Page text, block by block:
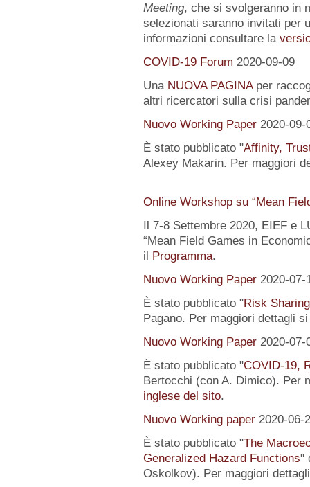
Meeting, che si svolgeranno in
selezionati saranno invitati per
informazioni consultare la
COVID-19 Forum 2020-09-09
Una NUOVA PAGINAper
altri ricercatori sulla crisi
Nuovo Working Paper 2020-09-
È stato pubblicato "Affinity,
Alexey Makarin. Per maggiori
Online Workshop su “Mean
Il 7-8 Settembre 2020, EIEF e
“Mean Field Games in
il Programma.
Nuovo Working Paper 2020-07-
È stato pubblicato "Risk
Pagano. Per maggiori dettagli
Nuovo Working Paper 2020-07-
È stato pubblicato "COVID-19,
Bertocchi (con A. Dimico). Per
inglese del sito.
Nuovo Working paper 2020-06-
È stato pubblicato "The
Generalized Hazard Functions"
Oskolkov). Per maggiori